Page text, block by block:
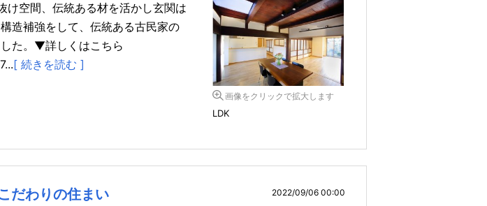
け空間、伝統ある材を活かし玄関は
造補強をして、伝統ある古民家の
た。▼詳しくはこちら
[ 続きを読む ]
画像をクリックで拡大します
LDK
だわりの住まい 2022/09/06 00:00